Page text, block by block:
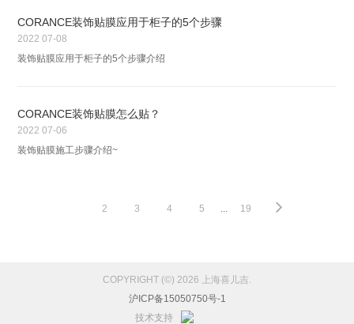
CORANCE装饰贴膜应用于柜子的5个步骤
2022 07-08
装饰贴膜应用于柜子的5个步骤介绍
CORANCE装饰贴膜怎么贴？
2022 07-06
装饰贴膜施工步骤介绍~
2 3 4 5 ... 19
COPYRIGHT (©) 2026 上海喜儿吉.
沪ICP备15050750号-1
技术支持